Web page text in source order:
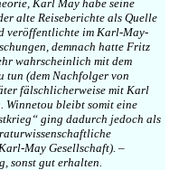
Karl May habe seine
alte Reiseberichte als Quelle
veröffentlichte im Karl-May-
demnach hatte Fritz
wahrscheinlich mit dem
tun (dem Nachfolger von
fälschlicherweise mit Karl
Winnetou bleibt somit eine
ging dadurch jedoch als
May Gesellschaft). –
sonst gut erhalten.